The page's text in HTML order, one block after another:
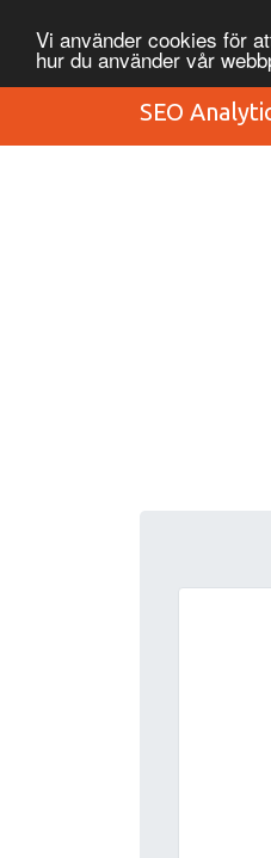
Vi använder cookies för
hur du använder vår
SEO